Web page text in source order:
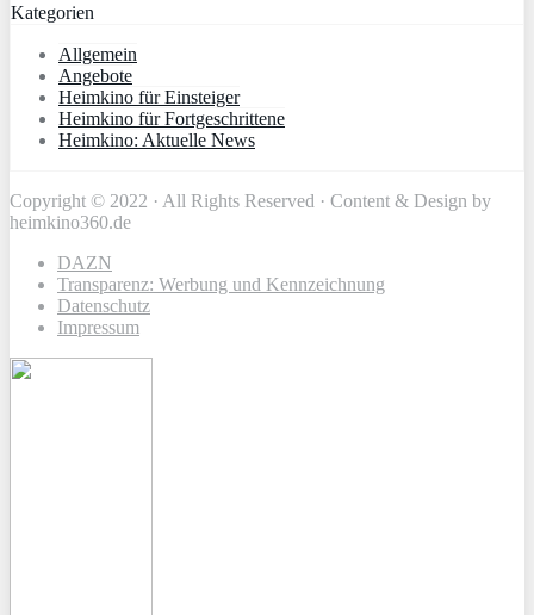
Kategorien
Allgemein
Angebote
Heimkino für Einsteiger
Heimkino für Fortgeschrittene
Heimkino: Aktuelle News
Copyright © 2022 · All Rights Reserved · Content & Design by
heimkino360.de
DAZN
Transparenz: Werbung und Kennzeichnung
Datenschutz
Impressum